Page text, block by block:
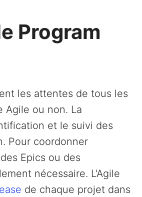
Program
les attentes de tous les
Agile ou non. La
et le suivi des
Pour coordonner
Epics ou des
nécessaire. L'Agile
de chaque projet dans